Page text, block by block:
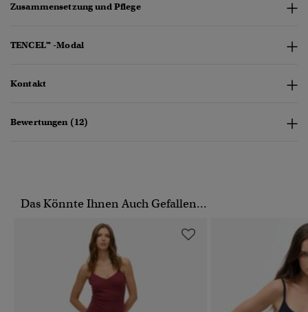
Zusammensetzung und Pflege
TENCEL™ -Modal
Kontakt
Bewertungen (12)
Das Könnte Ihnen Auch Gefallen...